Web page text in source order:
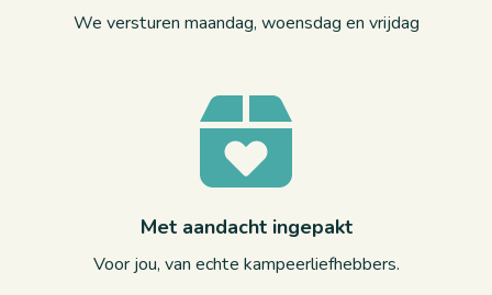
We versturen maandag, woensdag en vrijdag
Met aandacht ingepakt
Voor jou, van echte kampeerliefhebbers.